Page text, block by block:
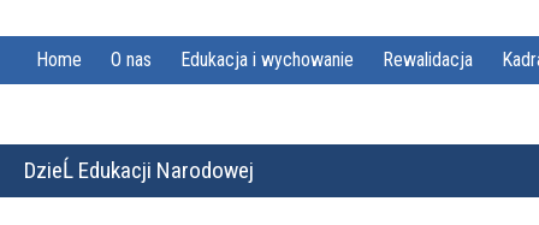
Home O nas Edukacja i wychowanie Rewalidacja
DzieĹ Edukacji Narodowej